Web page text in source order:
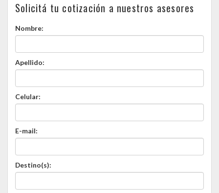
Solicitá tu cotización a nuestros asesores
Nombre:
Apellido:
Celular:
E-mail:
Destino(s):